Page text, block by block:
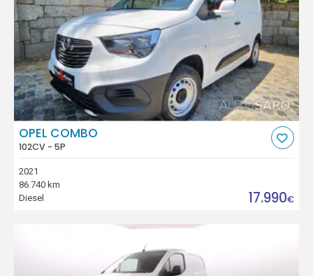
OPEL COMBO
102CV - 5P
2021
86.740 km
Diesel
17.990€